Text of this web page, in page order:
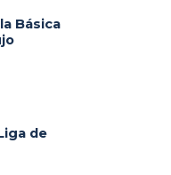
Básica
de